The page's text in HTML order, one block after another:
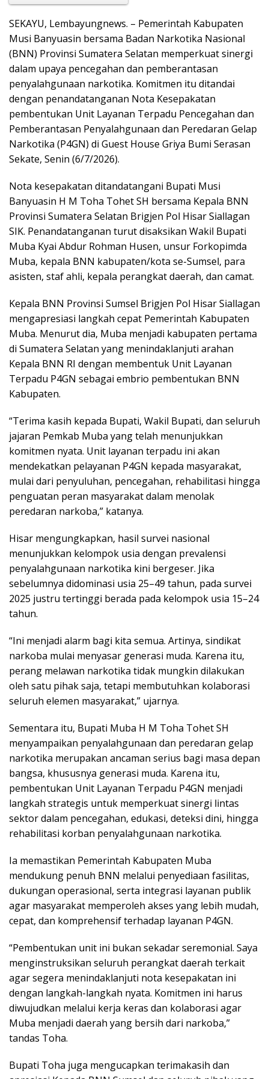
b
o
o
k
s
A
p
p
y
Li
n
k
g
er
e
n
g
er
e
SEKAYU, Lembayungnews. – Pemerintah Kabupaten
Musi Banyuasin bersama Badan Narkotika Nasional
(BNN) Provinsi Sumatera Selatan memperkuat sinergi
dalam upaya pencegahan dan pemberantasan
penyalahgunaan narkotika. Komitmen itu ditandai
dengan penandatanganan Nota Kesepakatan
pembentukan Unit Layanan Terpadu Pencegahan dan
Pemberantasan Penyalahgunaan dan Peredaran Gelap
Narkotika (P4GN) di Guest House Griya Bumi Serasan
Sekate, Senin (6/7/2026).
Nota kesepakatan ditandatangani Bupati Musi
Banyuasin H M Toha Tohet SH bersama Kepala BNN
Provinsi Sumatera Selatan Brigjen Pol Hisar Siallagan
SIK. Penandatanganan turut disaksikan Wakil Bupati
Muba Kyai Abdur Rohman Husen, unsur Forkopimda
Muba, kepala BNN kabupaten/kota se-Sumsel, para
asisten, staf ahli, kepala perangkat daerah, dan camat.
Kepala BNN Provinsi Sumsel Brigjen Pol Hisar Siallagan
mengapresiasi langkah cepat Pemerintah Kabupaten
Muba. Menurut dia, Muba menjadi kabupaten pertama
di Sumatera Selatan yang menindaklanjuti arahan
Kepala BNN RI dengan membentuk Unit Layanan
Terpadu P4GN sebagai embrio pembentukan BNN
Kabupaten.
“Terima kasih kepada Bupati, Wakil Bupati, dan seluruh
jajaran Pemkab Muba yang telah menunjukkan
komitmen nyata. Unit layanan terpadu ini akan
mendekatkan pelayanan P4GN kepada masyarakat,
mulai dari penyuluhan, pencegahan, rehabilitasi hingga
penguatan peran masyarakat dalam menolak
peredaran narkoba,” katanya.
Hisar mengungkapkan, hasil survei nasional
menunjukkan kelompok usia dengan prevalensi
penyalahgunaan narkotika kini bergeser. Jika
sebelumnya didominasi usia 25–49 tahun, pada survei
2025 justru tertinggi berada pada kelompok usia 15–24
tahun.
“Ini menjadi alarm bagi kita semua. Artinya, sindikat
narkoba mulai menyasar generasi muda. Karena itu,
perang melawan narkotika tidak mungkin dilakukan
oleh satu pihak saja, tetapi membutuhkan kolaborasi
seluruh elemen masyarakat,” ujarnya.
Sementara itu, Bupati Muba H M Toha Tohet SH
menyampaikan penyalahgunaan dan peredaran gelap
narkotika merupakan ancaman serius bagi masa depan
bangsa, khususnya generasi muda. Karena itu,
pembentukan Unit Layanan Terpadu P4GN menjadi
langkah strategis untuk memperkuat sinergi lintas
sektor dalam pencegahan, edukasi, deteksi dini, hingga
rehabilitasi korban penyalahgunaan narkotika.
Ia memastikan Pemerintah Kabupaten Muba
mendukung penuh BNN melalui penyediaan fasilitas,
dukungan operasional, serta integrasi layanan publik
agar masyarakat memperoleh akses yang lebih mudah,
cepat, dan komprehensif terhadap layanan P4GN.
“Pembentukan unit ini bukan sekadar seremonial. Saya
menginstruksikan seluruh perangkat daerah terkait
agar segera menindaklanjuti nota kesepakatan ini
dengan langkah-langkah nyata. Komitmen ini harus
diwujudkan melalui kerja keras dan kolaborasi agar
Muba menjadi daerah yang bersih dari narkoba,”
tandas Toha.
Bupati Toha juga mengucapkan terimakasih dan